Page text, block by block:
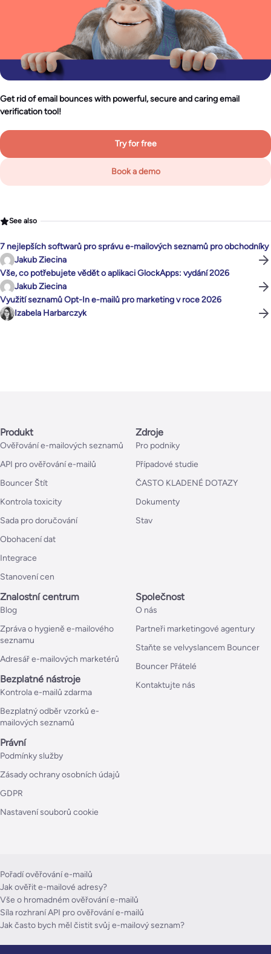
Get rid of email bounces with powerful, secure and caring email
verification tool!
Try for free
Book a demo
See also
7 nejlepších softwarů pro správu e-mailových seznamů pro obchodníky
Jakub Ziecina
Vše, co potřebujete vědět o aplikaci GlockApps: vydání 2026
Jakub Ziecina
Využití seznamů Opt-In e-mailů pro marketing v roce 2026
Izabela Harbarczyk
Produkt
Ověřování e-mailových seznamů
API pro ověřování e-mailů
Bouncer Štít
Kontrola toxicity
Sada pro doručování
Obohacení dat
Integrace
Stanovení cen
Zdroje
Pro podniky
Případové studie
ČASTO KLADENÉ DOTAZY
Dokumenty
Stav
Znalostní centrum
Blog
Zpráva o hygieně e-mailového
seznamu
Adresář e-mailových marketérů
Bezplatné nástroje
Kontrola e-mailů zdarma
Bezplatný odběr vzorků e-
mailových seznamů
Společnost
O nás
Partneři marketingové agentury
Staňte se velvyslancem Bouncer
Bouncer Přátelé
Kontaktujte nás
Právní
Podmínky služby
Zásady ochrany osobních údajů
GDPR
Nastavení souborů cookie
Pořadí ověřování e-mailů
Jak ověřit e-mailové adresy?
Vše o hromadném ověřování e-mailů
Síla rozhraní API pro ověřování e-mailů
Jak často bych měl čistit svůj e-mailový seznam?